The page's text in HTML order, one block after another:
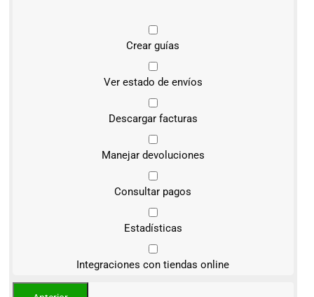
Crear guías
Ver estado de envíos
Descargar facturas
Manejar devoluciones
Consultar pagos
Estadísticas
Integraciones con tiendas online